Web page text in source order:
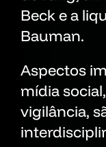
Beck e a
Bauman.
Aspectos
mídia
vigilância,